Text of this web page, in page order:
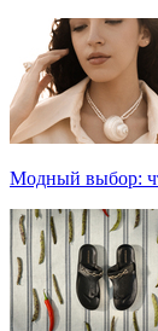
Модный выбор: